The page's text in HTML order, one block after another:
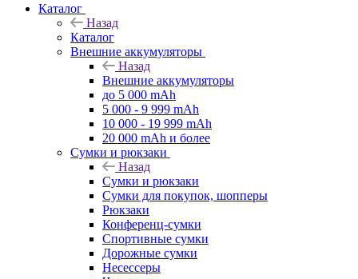
Каталог
Назад
Каталог
Внешние аккумуляторы
Назад
Внешние аккумуляторы
до 5 000 mAh
5 000 - 9 999 mAh
10 000 - 19 999 mAh
20 000 mAh и более
Сумки и рюкзаки
Назад
Сумки и рюкзаки
Сумки для покупок, шопперы
Рюкзаки
Конференц-сумки
Спортивные сумки
Дорожные сумки
Несессеры